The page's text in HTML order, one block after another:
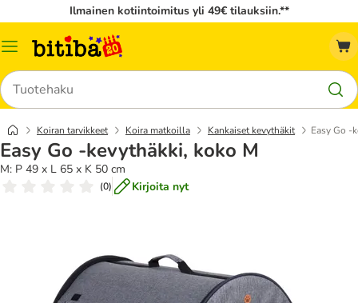
Ilmainen kotiintoimitus yli 49€ tilauksiin.**
Katalogivalikko
Hae
Koiran tarvikkeet Koira matkoilla Kankaiset kevythäkit Easy Go -
Easy Go -kevythäkki, koko M
M: P 49 x L 65 x K 50 cm
(0) Kirjoita nyt